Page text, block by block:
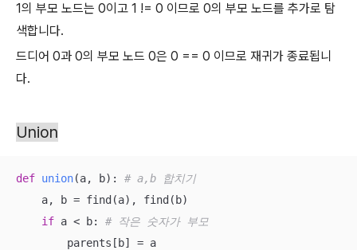
1의 부모 노드는 0이고 1 != 0 이므로 0의 부모 노드를 추가로 탐
색합니다.
드디어 0과 0의 부모 노드 0은 0 == 0 이므로 재귀가 종료됩니
다.
Union
def union(a, b):
# a,b 합치기
    a, b = find(a), find(b)
if a < b: # 작은 숫자가 부모
        parents[b] = a